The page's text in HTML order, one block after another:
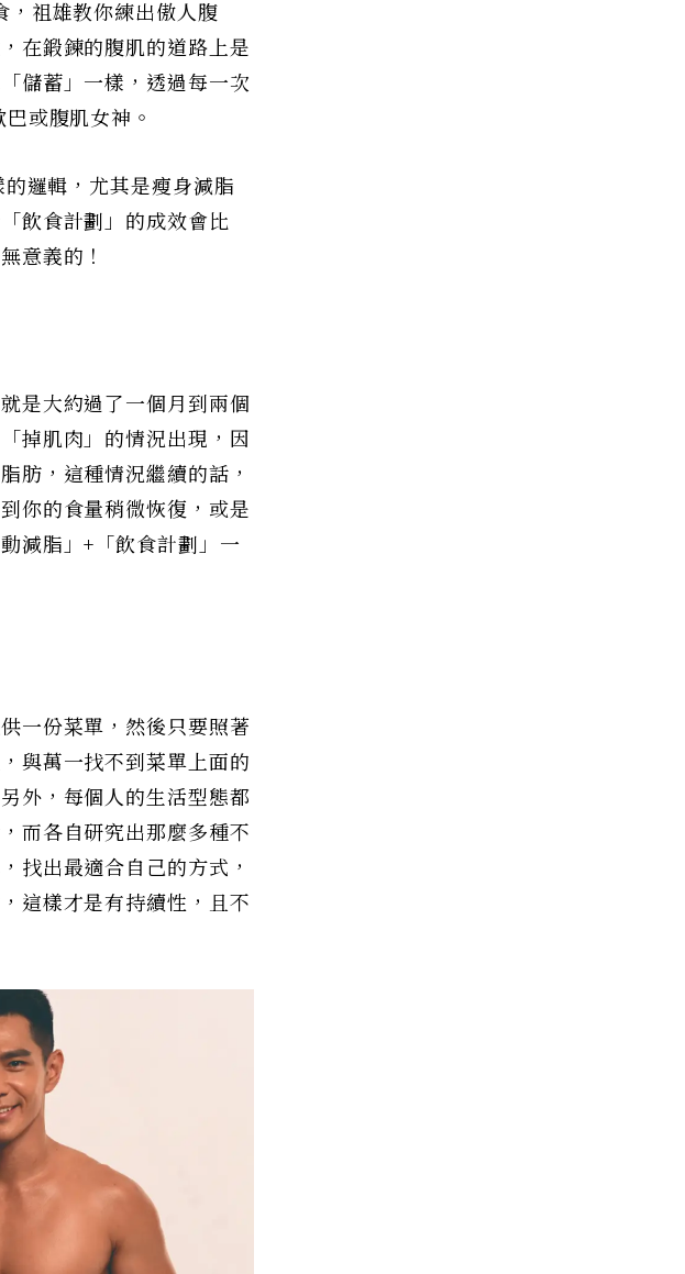
，祖雄教你練出傲人腹
在鍛鍊的腹肌的道路上是
儲蓄」一樣，透過每一次
或腹肌女神。
邏輯，尤其是瘦身減脂
飲食計劃」的成效會比
意義的！
是大約過了一個月到兩個
掉肌肉」的情況出現，因
肪，這種情況繼續的話，
你的食量稍微恢復，或是
減脂」+「飲食計劃」一
一份菜單，然後只要照著
與萬一找不到菜單上面的
外，每個人的生活型態都
而各自研究出那麼多種不
找出最適合自己的方式，
這樣才是有持續性，且不